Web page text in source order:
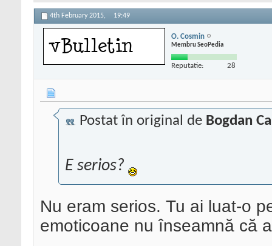
4th February 2015, 19:49
O. Cosmin
Membru SeoPedia
Reputatie: 28
Postat în original de Bogdan
E serios?
Nu eram serios. Tu ai luat-o
emoticoane nu înseamnă că